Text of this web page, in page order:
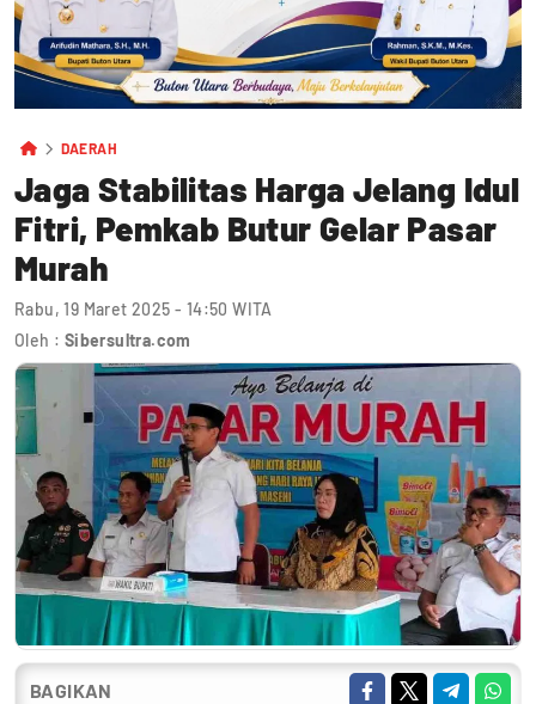
DAERAH
Jaga Stabilitas Harga Jelang Idul
Fitri, Pemkab Butur Gelar Pasar
Murah
Rabu, 19 Maret 2025 - 14:50 WITA
Oleh : Sibersultra.com
BAGIKAN